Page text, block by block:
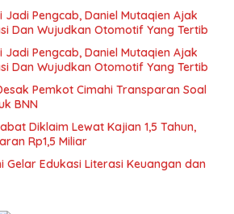
Jadi Pengcab, Daniel Mutaqien Ajak
Dan Wujudkan Otomotif Yang Tertib
Jadi Pengcab, Daniel Mutaqien Ajak
Dan Wujudkan Otomotif Yang Tertib
Pemkot Cimahi Transparan Soal
BNN
Diklaim Lewat Kajian 1,5 Tahun,
Rp1,5 Miliar
Gelar Edukasi Literasi Keuangan dan